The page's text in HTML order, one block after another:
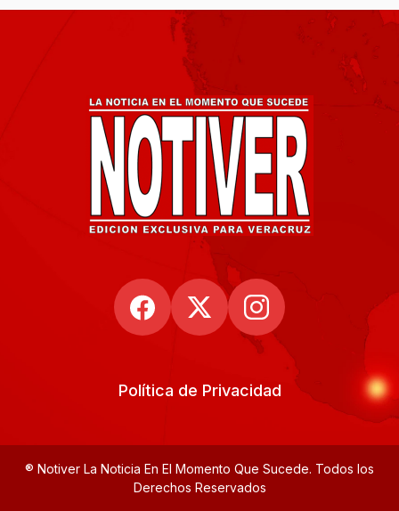
Política de Privacidad
® Notiver La Noticia En El Momento Que Sucede. Todos los
Derechos Reservados